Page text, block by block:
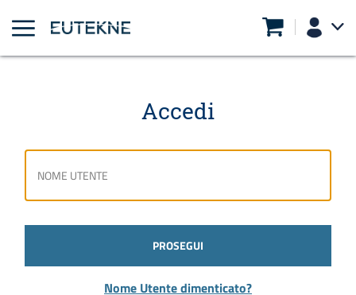
Accedi
PROSEGUI
Nome Utente dimenticato?